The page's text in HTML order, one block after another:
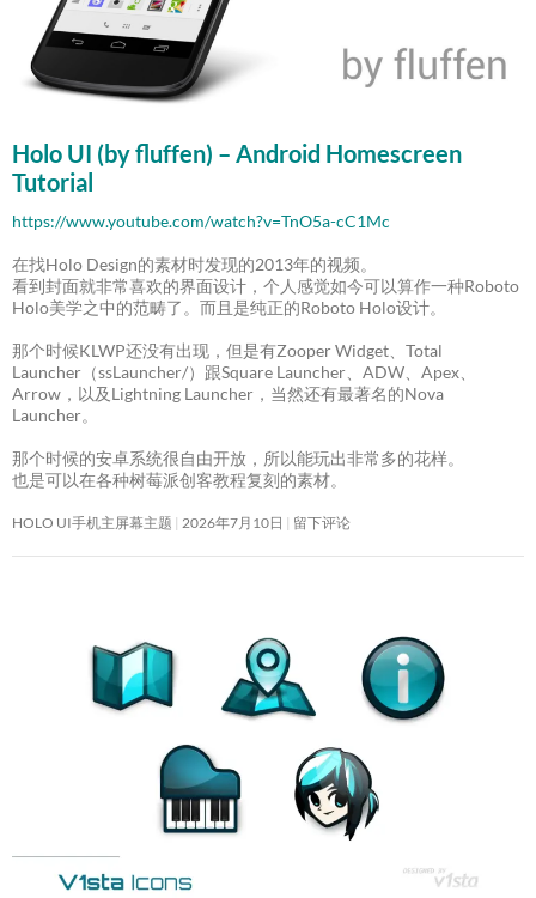
Holo UI (by fluffen) – Android Homescreen
Tutorial
https://www.youtube.com/watch?v=TnO5a-cC1Mc
在找Holo Design的素材时发现的2013年的视频。
看到封面就非常喜欢的界面设计，个人感觉如今可以算作一种Roboto
Holo美学之中的范畴了。而且是纯正的Roboto Holo设计。
那个时候KLWP还没有出现，但是有Zooper Widget、Total
Launcher（ssLauncher/）跟Square Launcher、ADW、Apex、
Arrow，以及Lightning Launcher，当然还有最著名的Nova
Launcher。
那个时候的安卓系统很自由开放，所以能玩出非常多的花样。
也是可以在各种树莓派创客教程复刻的素材。
HOLO UI手机主屏幕主题 2026年7月10日 留下评论